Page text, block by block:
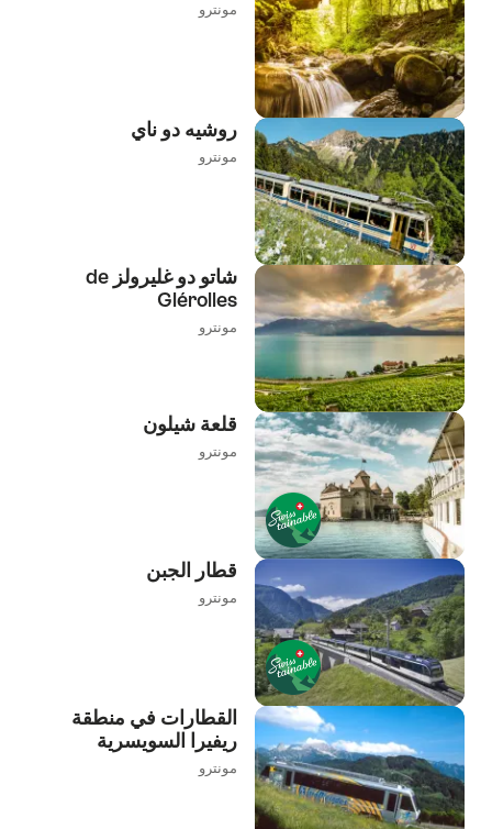
مونترو
روشيه دو ناي
مونترو
شاتو دو غليرولز de
Glérolles
مونترو
قلعة شيلون
مونترو
قطار الجبن
مونترو
القطارات في منطقة
ريفيرا السويسرية
مونترو